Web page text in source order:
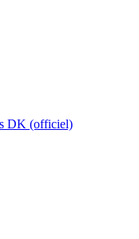
DK (officiel)